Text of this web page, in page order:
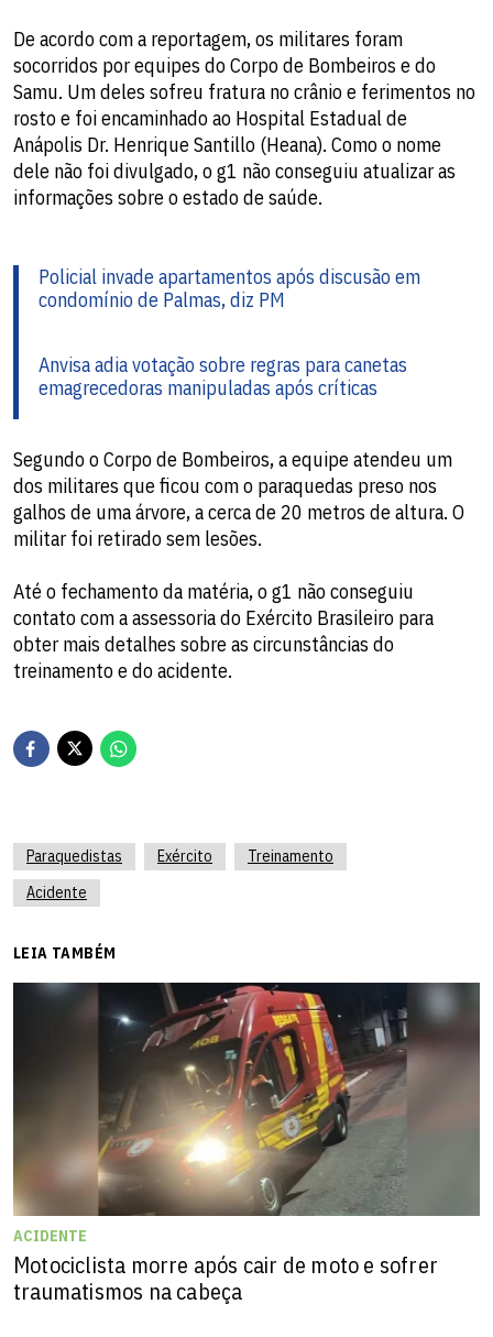
De acordo com a reportagem, os militares foram
socorridos por equipes do Corpo de Bombeiros e do
Samu. Um deles sofreu fratura no crânio e ferimentos no
rosto e foi encaminhado ao Hospital Estadual de
Anápolis Dr. Henrique Santillo (Heana). Como o nome
dele não foi divulgado, o g1 não conseguiu atualizar as
informações sobre o estado de saúde.
Policial invade apartamentos após discusão em
condomínio de Palmas, diz PM
Anvisa adia votação sobre regras para canetas
emagrecedoras manipuladas após críticas
Segundo o Corpo de Bombeiros, a equipe atendeu um
dos militares que ficou com o paraquedas preso nos
galhos de uma árvore, a cerca de 20 metros de altura. O
militar foi retirado sem lesões.
Até o fechamento da matéria, o g1 não conseguiu
contato com a assessoria do Exército Brasileiro para
obter mais detalhes sobre as circunstâncias do
treinamento e do acidente.
Paraquedistas Exército
Treinamento
Acidente
LEIA TAMBÉM
ACIDENTE
Motociclista morre após cair de moto e sofrer
traumatismos na cabeça